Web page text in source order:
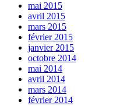
mai 2015
avril 2015
mars 2015
février 2015
janvier 2015
octobre 2014
mai 2014
avril 2014
mars 2014
février 2014